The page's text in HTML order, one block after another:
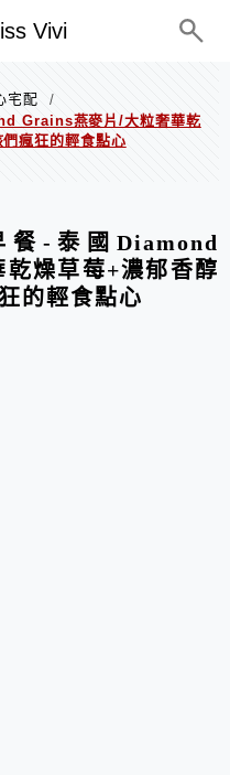
Vivi
宅配
/
Grains燕麥片/大粒奢華乾
瘋狂的輕食點心
-泰國Diamond
燥草莓+濃郁香醇
的輕食點心